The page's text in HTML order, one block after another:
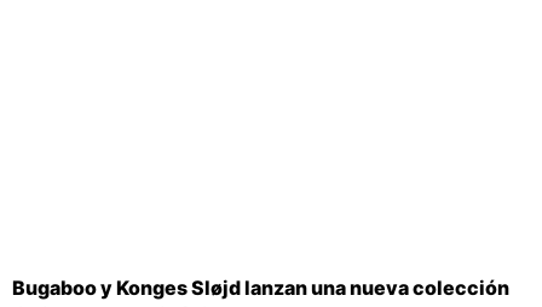
Bugaboo y Konges Sløjd lanzan una nueva colección